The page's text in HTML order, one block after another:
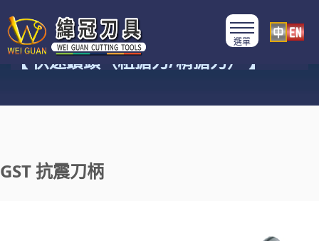
產品類別
【 快速鑽頭（粗搪刀/精搪刀） 】
GST 抗震刀柄